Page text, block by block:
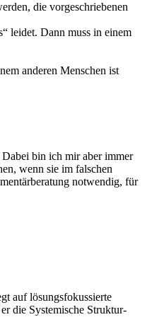
die vorgeschriebenen
leidet. Dann muss in einem
anderen Menschen ist
Dabei bin ich mir aber immer
wenn sie im falschen
notwendig, für
auf lösungsfokussierte
die Systemische Struktur-